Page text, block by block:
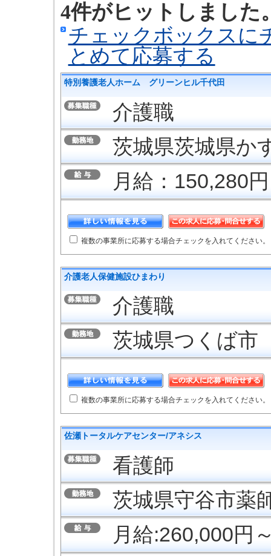
4件がヒットしました
チェックボックスに
とめて応募する
特別養護老人ホーム グリーンヒル千代田
介護職
茨城県茨城県か
月給：150,280
複数の事業所に応募する場合チェックを入れてください。
介護老人保健施設ひまわり
介護職
茨城県つくば市
複数の事業所に応募する場合チェックを入れてください。
佐瀬トータルケアセンター/アネシス
看護師
茨城県守谷市薬
月給:260,000円